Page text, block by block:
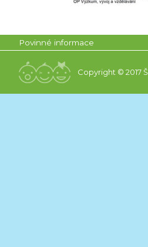
Povinné informace
Copyright © 2017